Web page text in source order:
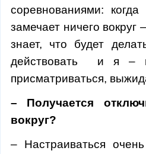
соревнованиями:
замечает ничего
знает, что будет
действовать и я –
присматриваться,
– Получается
вокруг?
– Настраиваться